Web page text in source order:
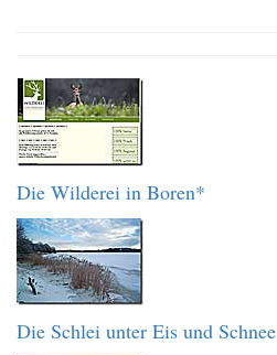
Die Wilderei in Boren*
Die Schlei unter Eis und Schnee